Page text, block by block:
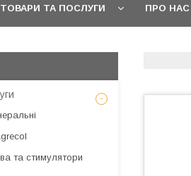
ТОВАРИ ТА ПОСЛУГИ ПРО НАС
та стимулятори